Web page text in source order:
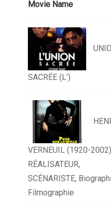
Movie Name
SACRÉE (L’)
VERNEUIL (1920-
RÉALISATEUR,
SCÉNARISTE,
Filmographie